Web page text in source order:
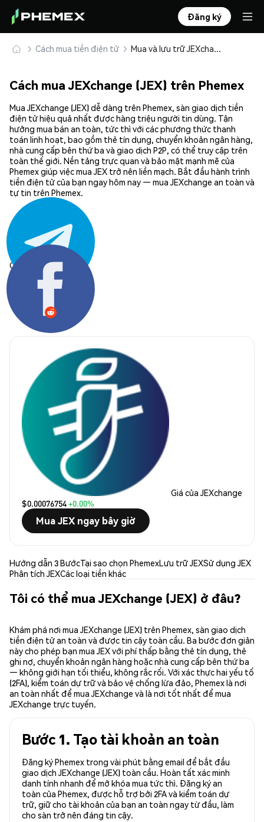
Đăng ký
Cách mua tiền điện tử Mua và lưu trữ JEXchange (JEX) an toàn
Cách mua JEXchange (JEX) trên Phemex
Mua JEXchange (JEX) dễ dàng trên Phemex, sàn giao dịch tiền
điện tử hiệu quả nhất được hàng triệu người tin dùng. Tận
hưởng mua bán an toàn, tức thì với các phương thức thanh
toán linh hoạt, bao gồm thẻ tín dụng, chuyển khoản ngân hàng,
nhà cung cấp bên thứ ba và giao dịch P2P, có thể truy cập trên
toàn thế giới. Nền tảng trực quan và bảo mật mạnh mẽ của
Phemex giúp việc mua JEX trở nên liền mạch. Bắt đầu hành trình
tiền điện tử của bạn ngay hôm nay — mua JEXchange an toàn và
tự tin trên Phemex.
Chia sẻ:
Giá của JEXchange
$0.00076754+0.00%
Mua JEX ngay bây giờ
Hướng dẫn 3 BướcTại sao chọn PhemexLưu trữ JEXSử dụng JEX
Phân tích JEXCác loại tiền khác
Tôi có thể mua JEXchange (JEX) ở đâu?
Khám phá nơi mua JEXchange (JEX) trên Phemex, sàn giao dịch
tiền điện tử an toàn và được tin cậy toàn cầu. Ba bước đơn giản
này cho phép bạn mua JEX với phí thấp bằng thẻ tín dụng, thẻ
ghi nợ, chuyển khoản ngân hàng hoặc nhà cung cấp bên thứ ba
— không giới hạn tối thiểu, không rắc rối. Với xác thực hai yếu tố
(2FA), kiểm toán dự trữ và bảo vệ chống lừa đảo, Phemex là nơi
an toàn nhất để mua JEXchange và là nơi tốt nhất để mua
JEXchange trực tuyến.
Bước 1. Tạo tài khoản an toàn
Đăng ký Phemex trong vài phút bằng email để bắt đầu
giao dịch JEXchange (JEX) toàn cầu. Hoàn tất xác minh
danh tính nhanh để mở khóa mua tức thì. Đăng ký an
toàn của Phemex, được hỗ trợ bởi 2FA và kiểm toán dự
trữ, giữ cho tài khoản của bạn an toàn ngay từ đầu, làm
cho sàn trở nên đáng tin cậy.